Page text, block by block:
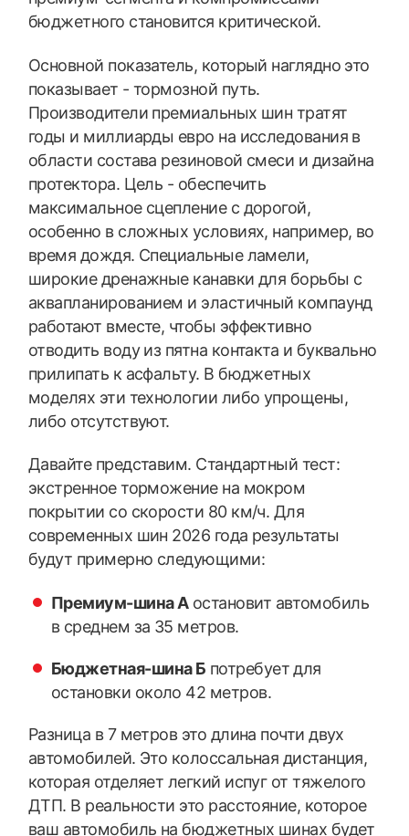
бюджетного становится критической.
Основной показатель, который наглядно это
показывает - тормозной путь.
Производители премиальных шин тратят
годы и миллиарды евро на исследования в
области состава резиновой смеси и дизайна
протектора. Цель - обеспечить
максимальное сцепление с дорогой,
особенно в сложных условиях, например, во
время дождя. Специальные ламели,
широкие дренажные канавки для борьбы с
аквапланированием и эластичный компаунд
работают вместе, чтобы эффективно
отводить воду из пятна контакта и буквально
прилипать к асфальту. В бюджетных
моделях эти технологии либо упрощены,
либо отсутствуют.
Давайте представим. Стандартный тест:
экстренное торможение на мокром
покрытии со скорости 80 км/ч. Для
современных шин 2026 года результаты
будут примерно следующими:
Премиум-шина Аостановит автомобиль
в среднем за 35 метров.
Бюджетная-шина Б потребует для
остановки около 42 метров.
Разница в 7 метров это длина почти двух
автомобилей. Это колоссальная дистанция,
которая отделяет легкий испуг от тяжелого
ДТП. В реальности это расстояние, которое
ваш автомобиль на бюджетных шинах будет